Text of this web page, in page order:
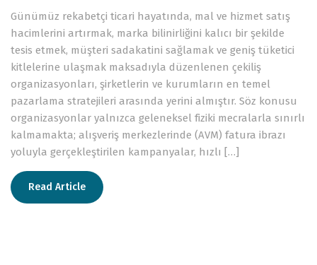
Günümüz rekabetçi ticari hayatında, mal ve hizmet satış
hacimlerini artırmak, marka bilinirliğini kalıcı bir şekilde
tesis etmek, müşteri sadakatini sağlamak ve geniş tüketici
kitlelerine ulaşmak maksadıyla düzenlenen çekiliş
organizasyonları, şirketlerin ve kurumların en temel
pazarlama stratejileri arasında yerini almıştır. Söz konusu
organizasyonlar yalnızca geleneksel fiziki mecralarla sınırlı
kalmamakta; alışveriş merkezlerinde (AVM) fatura ibrazı
yoluyla gerçekleştirilen kampanyalar, hızlı […]
Read Article